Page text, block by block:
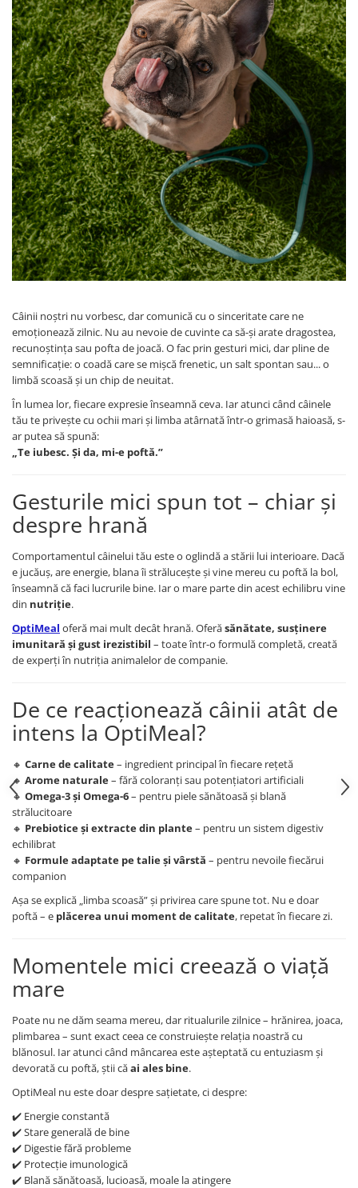
Câinii noștri nu vorbesc, dar comunică cu o sinceritate care ne
emoționează zilnic. Nu au nevoie de cuvinte ca să-și arate dragostea,
recunoștința sau pofta de joacă. O fac prin gesturi mici, dar pline de
semnificație: o coadă care se mișcă frenetic, un salt spontan sau... o
limbă scoasă și un chip de neuitat.
În lumea lor, fiecare expresie înseamnă ceva. Iar atunci când câinele
tău te privește cu ochii mari și limba atârnată într-o grimasă haioasă, s-
ar putea să spună:
„Te iubesc. Și da, mi-e poftă.”
Gesturile mici spun tot – chiar și
despre hrană
Comportamentul câinelui tău este o oglindă a stării lui interioare. Dacă
e jucăuș, are energie, blana îi strălucește și vine mereu cu poftă la bol,
înseamnă că faci lucrurile bine. Iar o mare parte din acest echilibru vine
din nutriție.
OptiMeal oferă mai mult decât hrană. Oferăsănătate, susținere
imunitară și gust irezistibil – toate într-o formulă completă, creată
de experți în nutriția animalelor de companie.
De ce reacționează câinii atât de
intens la OptiMeal?
🔸 Carne de calitate– ingredient principal în fiecare rețetă
🔸 Arome naturale– fără coloranți sau potențiatori artificiali
🔸 Omega-3 și Omega-6– pentru piele sănătoasă și blană
strălucitoare
🔸 Prebiotice și extracte din plante– pentru un sistem digestiv
echilibrat
🔸 Formule adaptate pe talie și vârstă – pentru nevoile fiecărui
companion
Așa se explică „limba scoasă” și privirea care spune tot. Nu e doar
poftă – e plăcerea unui moment de calitate, repetat în fiecare zi.
Momentele mici creează o viață
mare
Poate nu ne dăm seama mereu, dar ritualurile zilnice – hrănirea, joaca,
plimbarea – sunt exact ceea ce construiește relația noastră cu
blănosul. Iar atunci când mâncarea este așteptată cu entuziasm și
devorată cu poftă, știi căai ales bine.
OptiMeal nu este doar despre sațietate, ci despre:
✔️ Energie constantă
✔️ Stare generală de bine
✔️ Digestie fără probleme
✔️ Protecție imunologică
✔️ Blană sănătoasă, lucioasă, moale la atingere